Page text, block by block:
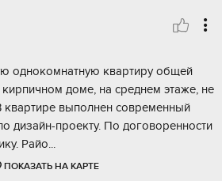
однокомнатную квартиру общей
доме, на среднем этаже, не
квартире выполнен современный
дизайн-проекту. По договоренности
Райо...
ПОКАЗАТЬ НА КАРТЕ